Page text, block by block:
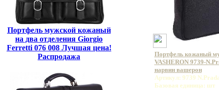
Портфель мужской кожаный
на два отделения Giorgio
Ferretti 076 008 Лучшая цена!
Распродажа
Портфель кожаный
VASHERON 9739-
нарвин вашерон
Артикул: 9739
Базовая единица: шт